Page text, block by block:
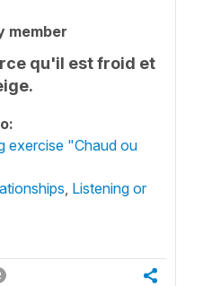
member
qu'il est froid et
exercise "Chaud ou
, Listening or